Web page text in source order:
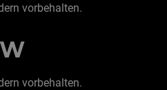
vorbehalten.
vorbehalten.